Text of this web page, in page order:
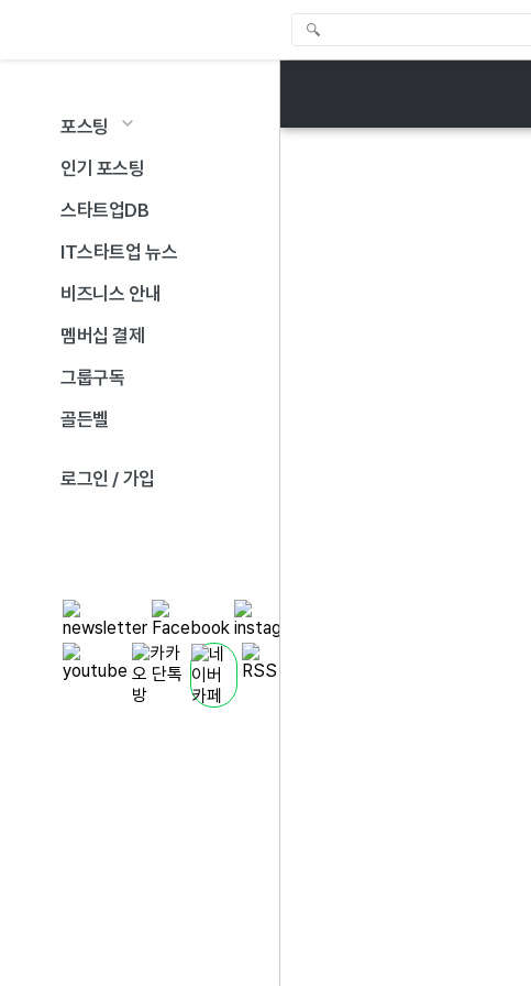
포스팅
인기 포스팅
스타트업DB
IT스타트업 뉴스
비즈니스 안내
멤버십 결제
그룹구독
골든벨
로그인 / 가입